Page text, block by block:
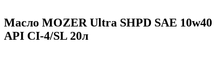
Масло MOZER Ultra SHPD SAE 10w40
API CI-4/SL 20л